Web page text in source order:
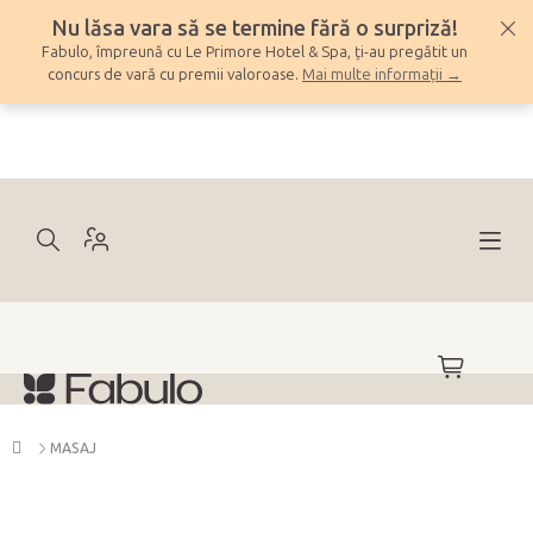
conținut
Nu lăsa vara să se termine fără o surpriză!
Fabulo, împreună cu Le Primore Hotel & Spa, ți-au pregătit un
concurs de vară cu premii valoroase. Mai multe informații →
COŞ
DE
Acasă
MASAJ